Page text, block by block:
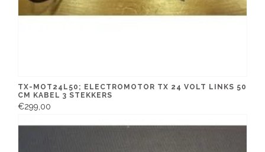
TX-MOT24L50; ELECTROMOTOR TX 24 VOLT LINKS 50
CM KABEL 3 STEKKERS
€299,00